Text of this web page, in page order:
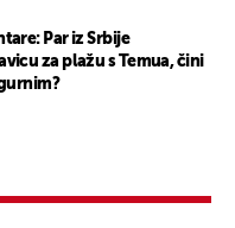
Par iz Srbije
za plažu s Temua, čini